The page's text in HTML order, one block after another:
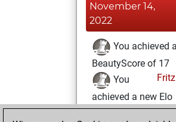
November 14,
2022
You achieved a
BeautyScore of 17
Fritz
You
achieved a new Elo
of 1650